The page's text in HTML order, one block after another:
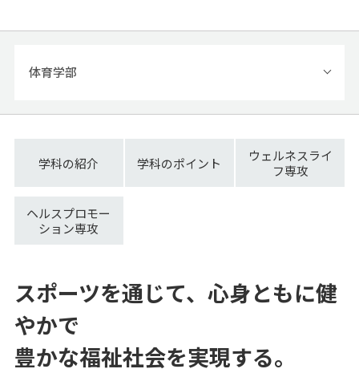
体育学部
学科の紹介 学科のポイント
ウェルネスライ
フ専攻
ヘルスプロモー
ション専攻
スポーツを通じて、心身ともに健
やかで
豊かな福祉社会を実現する。